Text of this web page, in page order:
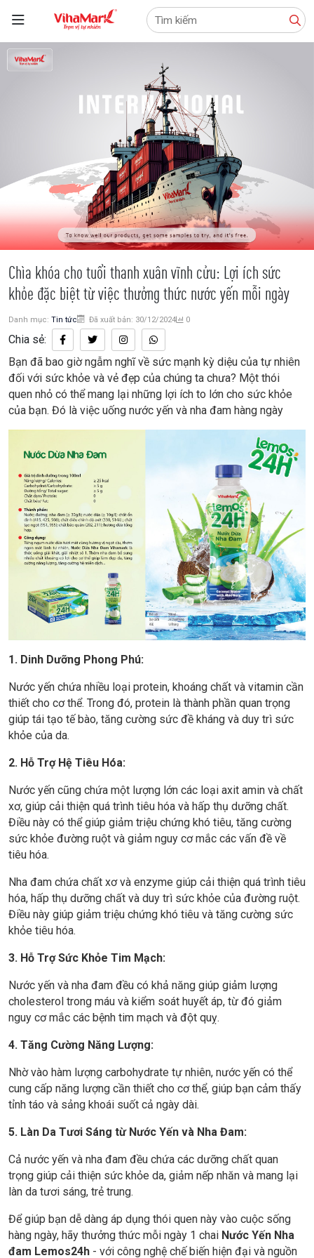
Tìm
kiếm:
Chìa khóa cho tuổi thanh xuân vĩnh cửu: Lợi ích sức
khỏe đặc biệt từ việc thưởng thức nước yến mỗi ngày
Danh mục: Tin tức Đã xuất bản: 30/12/2024 0
Chia sẻ:
Bạn đã bao giờ ngẫm nghĩ về sức mạnh kỳ diệu của tự nhiên
đối với sức khỏe và vẻ đẹp của chúng ta chưa? Một thói
quen nhỏ có thể mang lại những lợi ích to lớn cho sức khỏe
của bạn. Đó là việc uống nước yến và nha đam hàng ngày
1. Dinh Dưỡng Phong Phú:
Nước yến chứa nhiều loại protein, khoáng chất và vitamin cần
thiết cho cơ thể. Trong đó, protein là thành phần quan trọng
giúp tái tạo tế bào, tăng cường sức đề kháng và duy trì sức
khỏe của da.
2. Hỗ Trợ Hệ Tiêu Hóa:
Nước yến cũng chứa một lượng lớn các loại axit amin và chất
xơ, giúp cải thiện quá trình tiêu hóa và hấp thụ dưỡng chất.
Điều này có thể giúp giảm triệu chứng khó tiêu, tăng cường
sức khỏe đường ruột và giảm nguy cơ mắc các vấn đề về
tiêu hóa.
Nha đam chứa chất xơ và enzyme giúp cải thiện quá trình tiêu
hóa, hấp thụ dưỡng chất và duy trì sức khỏe của đường ruột.
Điều này giúp giảm triệu chứng khó tiêu và tăng cường sức
khỏe tiêu hóa.
3. Hỗ Trợ Sức Khỏe Tim Mạch:
Nước yến và nha đam đều có khả năng giúp giảm lượng
cholesterol trong máu và kiểm soát huyết áp, từ đó giảm
nguy cơ mắc các bệnh tim mạch và đột quỵ.
4. Tăng Cường Năng Lượng:
Nhờ vào hàm lượng carbohydrate tự nhiên, nước yến có thể
cung cấp năng lượng cần thiết cho cơ thể, giúp bạn cảm thấy
tỉnh táo và sảng khoái suốt cả ngày dài.
5. Làn Da Tươi Sáng từ Nước Yến và Nha Đam:
Cả nước yến và nha đam đều chứa các dưỡng chất quan
trọng giúp cải thiện sức khỏe da, giảm nếp nhăn và mang lại
làn da tươi sáng, trẻ trung.
Để giúp bạn dễ dàng áp dụng thói quen này vào cuộc sống
hàng ngày, hãy thưởng thức mỗi ngày 1 chai Nước Yến Nha
đam Lemos24h - với công nghệ chế biến hiện đại và nguồn